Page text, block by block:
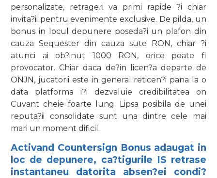
personalizate, retrageri va primi rapide ?i chiar
invita?ii pentru evenimente exclusive. De pilda, un
bonus in locul depunere poseda?i un plafon din
cauza Sequester din cauza sute RON, chiar ?i
atunci ai ob?inut 1000 RON, orice poate fi
provocator. Chiar daca de?in licen?a departe de
ONJN, jucatorii este in general reticen?i pana la o
data platforma i?i dezvaluie credibilitatea on
Cuvant cheie foarte lung. Lipsa posibila de unei
reputa?ii consolidate sunt una dintre cele mai
mari un moment dificil.
Activand Countersign Bonus adaugat in
loc de depunere, ca?tigurile IS retrase
instantaneu datorita absen?ei condi?